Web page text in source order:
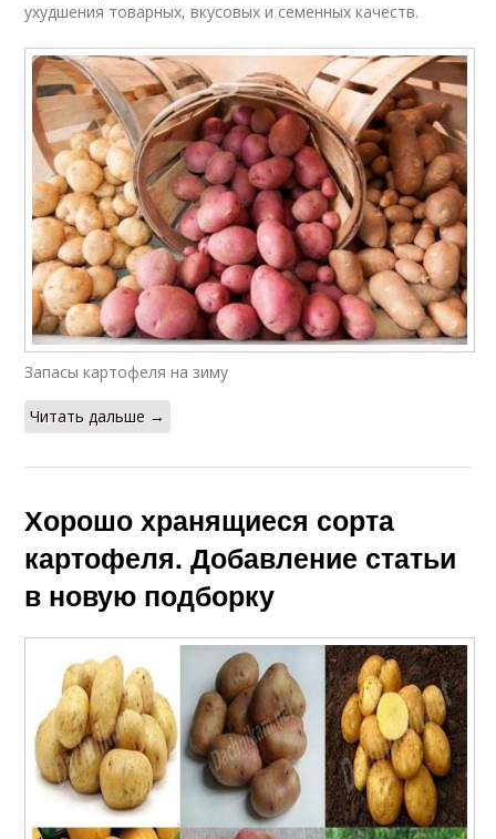
ухудшения товарных, вкусовых и семенных качеств.
Запасы картофеля на зиму
Читать дальше →
Хорошо хранящиеся сорта
картофеля. Добавление статьи
в новую подборку